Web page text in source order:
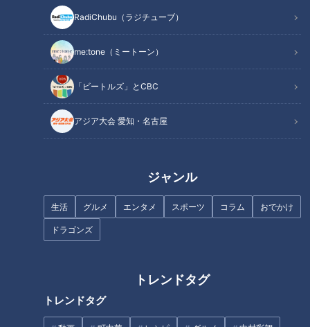
RadiChubu（ラジチューブ）
me:tone（ミートーン）
「ビートルズ」とCBC
アジア大会 愛知・名古屋
ジャンル
生活 グルメ エンタメ スポーツ コラム おでかけ
ドラゴンズ
トレンドタグ
トレンドタグ
黄金期を支えた個の力
史上最強と呼ばれたサッカー日本代表が今後必要だと口にした
のは局面を打開する技術や決定的な場面を防ぎきる個の力。プ